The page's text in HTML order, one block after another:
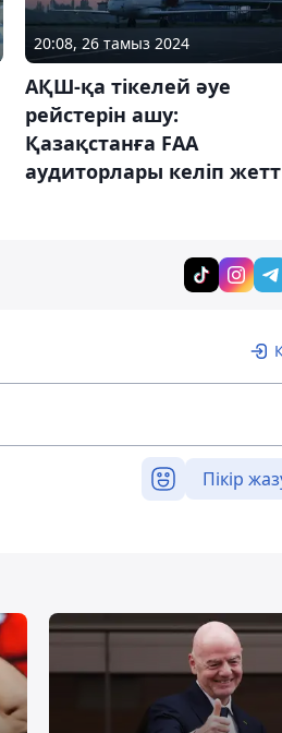
20:08, 26 тамыз 2024
АҚШ-қа тікелей әуе
рейстерін ашу:
Қазақстанға FAA
аудиторлары келіп
Пікір